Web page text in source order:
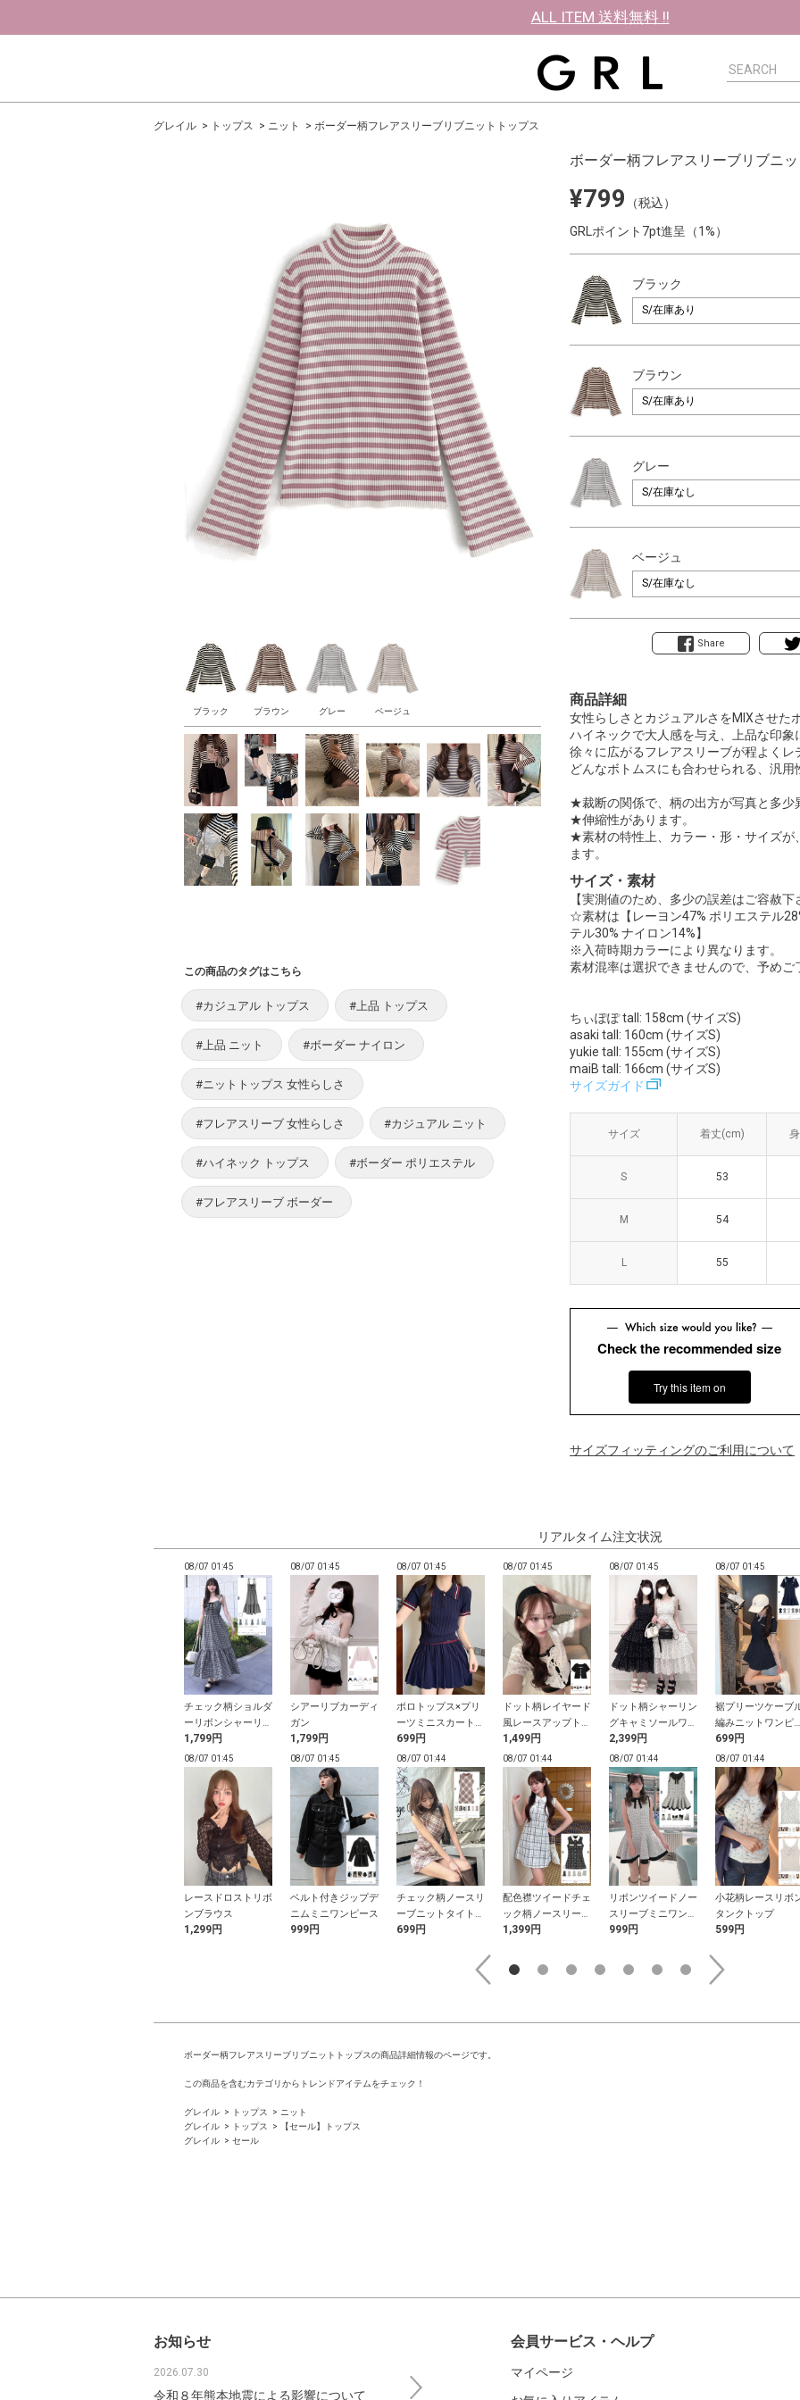
ALL ITEM 送料無料 !!
グレイル トップス ニット ボーダー柄フレアスリーブリブニットトップス
ブラック ブラウン グレー ベージュ
ボーダー柄フレアスリーブリブニ
¥799
（税込）
GRLポイント7pt進呈（1%）
ブラック
ブラウン
グレー
ベージュ
Share
商品詳細
女性らしさとカジュアルさをMIXさせた
ハイネックで大人感を与え、上品な印象
徐々に広がるフレアスリーブが程よくレ
どんなボトムスにも合わせられる、汎用
★裁断の関係で、柄の出方が写真と多少
★伸縮性があります。
★素材の特性上、カラー・形・サイズが
ます。
サイズ・素材
【実測値のため、多少の誤差はご容赦下
☆素材は【レーヨン47% ポリエステル
テル30% ナイロン14%】
※入荷時期カラーにより異なります。
素材混率は選択できませんので、予めご
ちぃぽぽ tall: 158cm (サイズS)
asaki tall: 160cm (サイズS)
yukie tall: 155cm (サイズS)
maiB tall: 166cm (サイズS)
サイズガイド
サイズ 着丈(cm)
S 53
M 54
L 55
サイズ 着丈(cm)
S 53
M 54
L 55
Check the recommended size
Try this item on
サイズフィッティングのご利用について
この商品のタグはこちら
#カジュアル トップス #上品 トップス
#上品 ニット #ボーダー ナイロン
#ニットトップス 女性らしさ
#フレアスリーブ 女性らしさ #カジュアル ニット
#ハイネック トップス #ボーダー ポリエステル
#フレアスリーブ ボーダー
リアルタイム注文状況
08/07 01:45
チェック柄ショルダ
ーリボンシャーリン
グキャミソールワン
ピース
1,799円
08/07 01:45
シアーリブカーディ
ガン
1,799円
08/07 01:45
ポロトップス×プリ
ーツミニスカートラ
インニットセットア
ップ
699円
08/07 01:45
ドット柄レイヤード
風レースアップトッ
プス
1,499円
08/07 01:45
ドット柄シャーリン
グキャミソールワン
ピース
2,399円
08/07 01:45
裾プリーツケーブ
編みニットワンピー
ス
699円
08/07 01:45
レースドロストリボ
ンブラウス
1,299円
08/07 01:45
ベルト付きジップデ
ニムミニワンピース
999円
08/07 01:44
チェック柄ノースリ
ーブニットタイトミ
ニワンピース
699円
08/07 01:44
配色襟ツイードチェ
ック柄ノースリーブ
ミニワンピース
1,399円
08/07 01:44
リボンツイードノー
スリーブミニワンピ
ース
999円
08/07 01:44
小花柄レースリボ
タンクトップ
599円
ボーダー柄フレアスリーブリブニットトップスの商品詳細情報のページです。
この商品を含むカテゴリからトレンドアイテムをチェック！
グレイル トップス
ニット
グレイル
トップス
【セール】トップス
グレイル
セール
お知らせ
2026.07.30
令和８年熊本地震による影響について
会員サービス・ヘルプ
マイページ